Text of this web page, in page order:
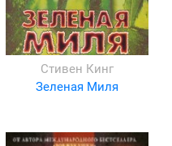
Стивен Кинг
Зеленая Миля